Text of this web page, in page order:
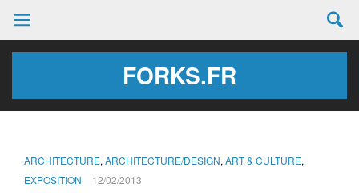
FORKS.FR
ARCHITECTURE, ARCHITECTURE/DESIGN, ART & CULTURE,
EXPOSITION
12/02/2013